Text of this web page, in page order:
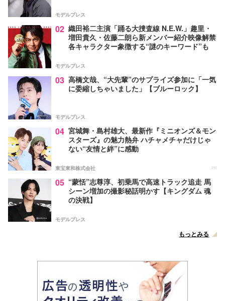
モデルプレス
02 織田裕二主演「踊る大捜査線 N.E.W.」趣里・
増田貴久・佐藤二朗ら新メンバー紹介映像解禁
各キャラクター象徴する“謎のキーワード”も
モデルプレス
03 高橋文哉、“大先輩”のサプライズ参加に「一気
に委縮しちゃいました」【ブルーロック】
モデルプレス
04 宮城舞・島村雄大、最新作『ミニオンズ＆モン
スターズ』の魅力熱弁 ハチャメチャだけじゃ
ない“友情と絆”に感動
東宝東和株式会社 PR
05 “蒙恬”志尊淳、初乗馬で高速トラック追走 馬
シーン増加の撮影秘話明かす【キングダム 魂
の決戦】
モデルプレス
もっとみる